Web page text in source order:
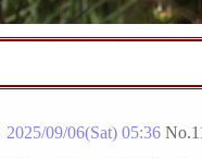
2025/09/06(Sat) 05:36 No.